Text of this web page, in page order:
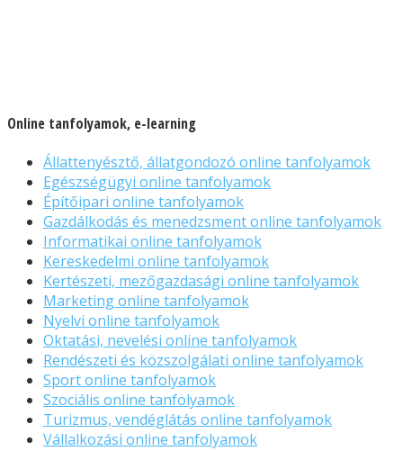
Online tanfolyamok, e-learning
Állattenyésztő, állatgondozó online tanfolyamok
Egészségügyi online tanfolyamok
Építőipari online tanfolyamok
Gazdálkodás és menedzsment online tanfolyamok
Informatikai online tanfolyamok
Kereskedelmi online tanfolyamok
Kertészeti, mezőgazdasági online tanfolyamok
Marketing online tanfolyamok
Nyelvi online tanfolyamok
Oktatási, nevelési online tanfolyamok
Rendészeti és közszolgálati online tanfolyamok
Sport online tanfolyamok
Szociális online tanfolyamok
Turizmus, vendéglátás online tanfolyamok
Vállalkozási online tanfolyamok